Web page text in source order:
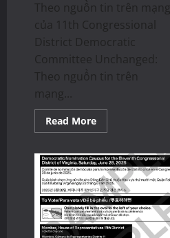
Theo nguồn tin trên mạng
của 11th Congressional
District Democratic
Committee Unchanged:
Theo nguồn tin trên
mạng...
Read MoreRead
more
Địa
điểm
bỏ
phiếu
June
28
cho
Cuộc
bầu